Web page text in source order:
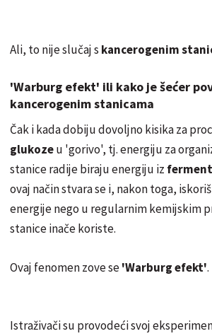
Ali, to nije slučaj s kancerogenim
'Warburg efekt' ili kako je šećer
kancerogenim stanicama
Čak i kada dobiju dovoljno kisika za
glukozeu 'gorivo', tj. energiju za
stanice radije biraju energiju iz
ovaj način stvara se i, nakon toga,
energije nego u regularnim kemijskim
stanice inače koriste.
Ovaj fenomen zove se'Warburg efekt'.
Istraživači su provodeći svoj